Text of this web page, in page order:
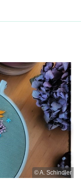
© A. Schindler